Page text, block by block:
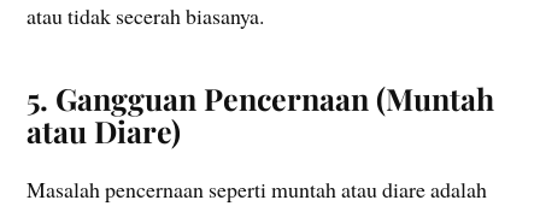
atau tidak secerah biasanya.
5. Gangguan Pencernaan (Muntah
atau Diare)
Masalah pencernaan seperti muntah atau diare adalah